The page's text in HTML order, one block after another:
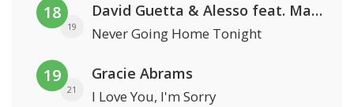
18
19
David Guetta & Alesso feat. Madison Love
Never Going Home Tonight
19
21
Gracie Abrams
I Love You, I'm Sorry